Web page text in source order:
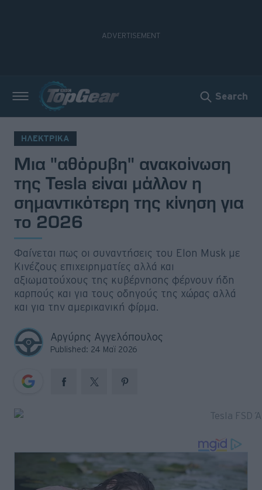
Search
ΗΛΕΚΤΡΙΚΑ
Μια "αθόρυβη" ανακοίνωση
της Tesla είναι μάλλον η
σημαντικότερη της κίνηση για
το 2026
Φαίνεται πως οι συναντήσεις του Elon Musk με
Κινέζους επιχειρηματίες αλλά και
αξιωματούχους της κυβέρνησης φέρνουν ήδη
καρπούς και για τους οδηγούς της χώρας αλλά
και για την αμερικανική φίρμα.
Αργύρης Αγγελόπουλος
Published: 24 Μαϊ 2026
Νέα
Δοκιμές
Electric
Motorsport
Άποψη
Viral
Big Reads
Retro
Gaming
Συνεντεύξεις